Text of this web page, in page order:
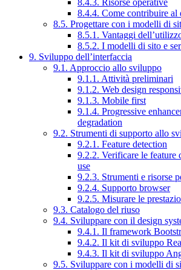
8.4.4. Come contribuire al
8.5. Progettare con i modelli di
8.5.1. Vantaggi
8.5.2. I modelli di sito e
9. Sviluppo dell’interfaccia
9.1. Approccio allo sviluppo
9.1.1. Attività preliminari
9.1.2. Web design
9.1.3. Mobile first
9.1.4. Progressive
degradation
9.2. Strumenti di supporto allo
9.2.1. Feature detection
9.2.2. Verificare le
use
9.2.3. Strumenti e risorse
9.2.4. Supporto browser
9.2.5. Misurare le
9.3. Catalogo del riuso
9.4. Sviluppare con il design
9.4.1. Il framework
9.4.2. Il kit di sviluppo
9.4.3. Il kit di sviluppo
9.5. Sviluppare con i modelli di